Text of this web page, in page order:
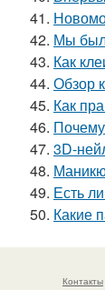
41.
42. Мы
43. Как
44. Обзор
45. Как
46.
47. 3D-
48.
49. Есть
50. Какие
Контакты